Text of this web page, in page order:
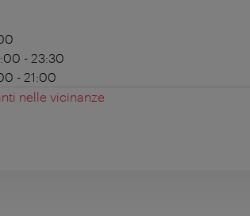
- 23:30
- 21:00
nelle vicinanze